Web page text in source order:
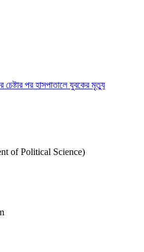
চেষ্টার পর হাসপাতালে যুবকের মৃত্যু
of Political Science)